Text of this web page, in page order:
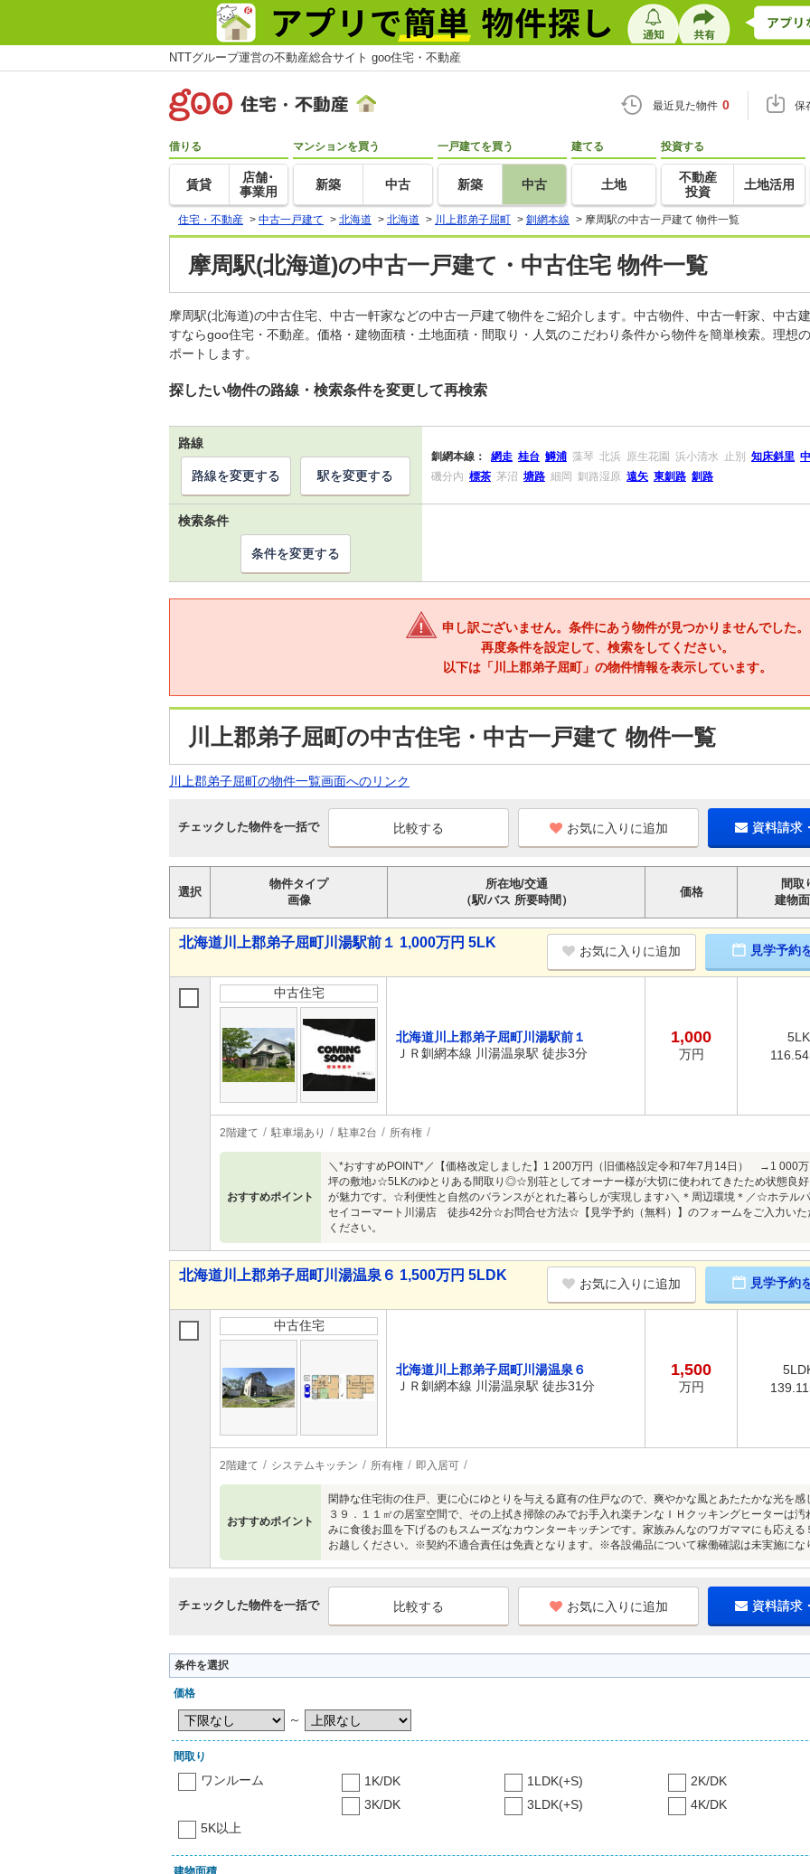
NTTグループ運営の不動産総合サイト goo住宅・不動産
最近見た物件 0 保
借りる
賃貸
店舗･
事業用
マンションを買う
新築 中古
一戸建てを買う
新築 中古
建てる
土地
投資する
不動産
投資
土地活用
住宅・不動産 > 中古一戸建て > 北海道 > 北海道 > 川上郡弟子屈町 > 釧網本線 > 摩周駅の中古一戸建て 物件一覧
摩周駅(北海道)の中古一戸建て・中古住宅 物件一覧
摩周駅(北海道)の中古住宅、中古一軒家などの中古一戸建て物件をご紹介します。中古物件、中古一軒家、中古
すならgoo住宅・不動産。価格・建物面積・土地面積・間取り・人気のこだわり条件から物件を簡単検索。理想
ポートします。
探したい物件の路線・検索条件を変更して再検索
路線
釧網本線： 網走 桂台 鱒浦 藻琴 北浜 原生花園 浜小清水 止別 知床斜里
磯分内 標茶 茅沼 塘路 細岡 釧路湿原 遠矢 東釧路 釧路
路線を変更する 駅を変更する
検索条件
条件を変更する
申し訳ございません。条件にあう物件が見つかりませんでした。
再度条件を設定して、検索をしてください。
以下は「川上郡弟子屈町」の物件情報を表示しています。
川上郡弟子屈町の中古住宅・中古一戸建て 物件一覧
川上郡弟子屈町の物件一覧画面へのリンク
チェックした物件を一括で お気に入りに追加 資料請求
選択
物件タイプ
画像
所在地/交通
（駅/バス 所要時間）
価格
間取
建物
北海道川上郡弟子屈町川湯駅前１ 1,000万円 5LK
お気に入りに追加 見学予約
中古住宅
北海道川上郡弟子屈町川湯駅前１
ＪＲ釧網本線 川湯温泉駅 徒歩3分
1,000
万円
5LK
2階建て 駐車場あり 駐車2台 所有権
おすすめポイント
＼*おすすめPOINT*／【価格改定しました】1 200万円（旧価格設定令和7年7月14日） →1 000
坪の敷地♪☆5LKのゆとりある間取り◎☆別荘としてオーナー様が大切に使われてきたため状態良
が魅力です。☆利便性と自然のバランスがとれた暮らしが実現します♪＼＊周辺環境＊／☆ホ
セイコーマート川湯店 徒歩42分☆お問合せ方法☆【見学予約（無料）】のフォームをご入力い
ください。
北海道川上郡弟子屈町川湯温泉６ 1,500万円 5LDK
お気に入りに追加 見学予約
中古住宅
北海道川上郡弟子屈町川湯温泉６
ＪＲ釧網本線 川湯温泉駅 徒歩31分
1,500
万円
2階建て システムキッチン 所有権 即入居可
おすすめポイント
閑静な住宅街の住戸、更に心にゆとりを与える庭有の住戸なので、爽やかな風とあたたかな光を
３９．１１㎡の居室空間で、その上拭き掃除のみでお手入れ楽チンなＩＨクッキングヒーターは
みに食後お皿を下げるのもスムーズなカウンターキッチンです。家族みんなのワガママにも応え
お越しください。※契約不適合責任は免責となります。※各設備品について稼働確認は未実施にな
チェックした物件を一括で お気に入りに追加 資料請求
条件を選択
価格
～
間取り
ワンルーム 1K/DK 1LDK(+S) 2K/DK
3K/DK
3LDK(+S) 4K/DK
5K以上
建物面積